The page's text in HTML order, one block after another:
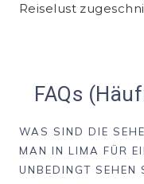
Reiselust
FAQs
WAS SIND DIE
MAN IN LIMA FÜR
UNBEDINGT SEHEN